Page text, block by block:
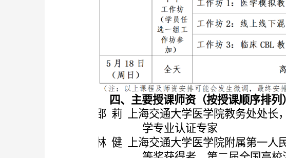
四、主要授课师资（按授课顺序排列
邵 莉
上海交通大学医学院教务处处
学专业认证专家
林 健
上海交通大学医学院附属第一